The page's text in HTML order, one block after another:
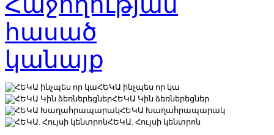
ՀԵԿԱ ինչպես որ կա
ՀԵԿԱ Կին ձեռներեցներ
ՀԵԿԱ Խաղահրապարակ
ՀԵԿԱ. Հույսի կենտրոն